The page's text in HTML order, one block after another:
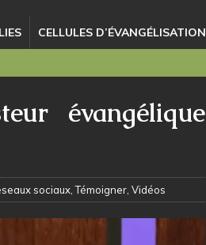
CELLULES D’ÉVANGÉLISATION
évangélique
sociaux ,Témoigner Vidéos